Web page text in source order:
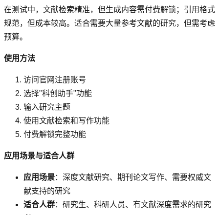
在测试中，文献检索精准，但生成内容需付费解锁；引用格式
规范，但成本较高。适合需要大量参考文献的研究，但需考虑
预算。
使用方法
访问官网注册账号
选择"科创助手"功能
输入研究主题
使用文献检索和写作功能
付费解锁完整功能
应用场景与适合人群
应用场景：深度文献研究、期刊论文写作、需要权威文
献支持的研究
适合人群：研究生、科研人员、有文献深度需求的研究